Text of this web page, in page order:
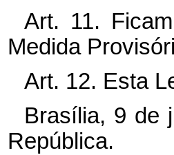
Art. 11.
Medida
Art. 12. Esta
Brasília, 9 de
República.